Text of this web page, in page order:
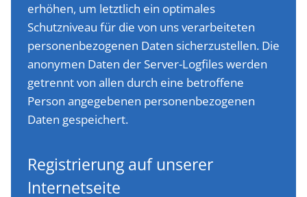
erhöhen, um letztlich ein optimales
Schutzniveau für die von uns verarbeiteten
personenbezogenen Daten sicherzustellen. Die
anonymen Daten der Server-Logfiles werden
getrennt von allen durch eine betroffene
Person angegebenen personenbezogenen
Daten gespeichert.
Registrierung auf unserer
Internetseite